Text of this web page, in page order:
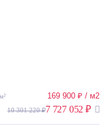
169 900 ₽ / м2
10 301 220 ₽7 727 052 ₽